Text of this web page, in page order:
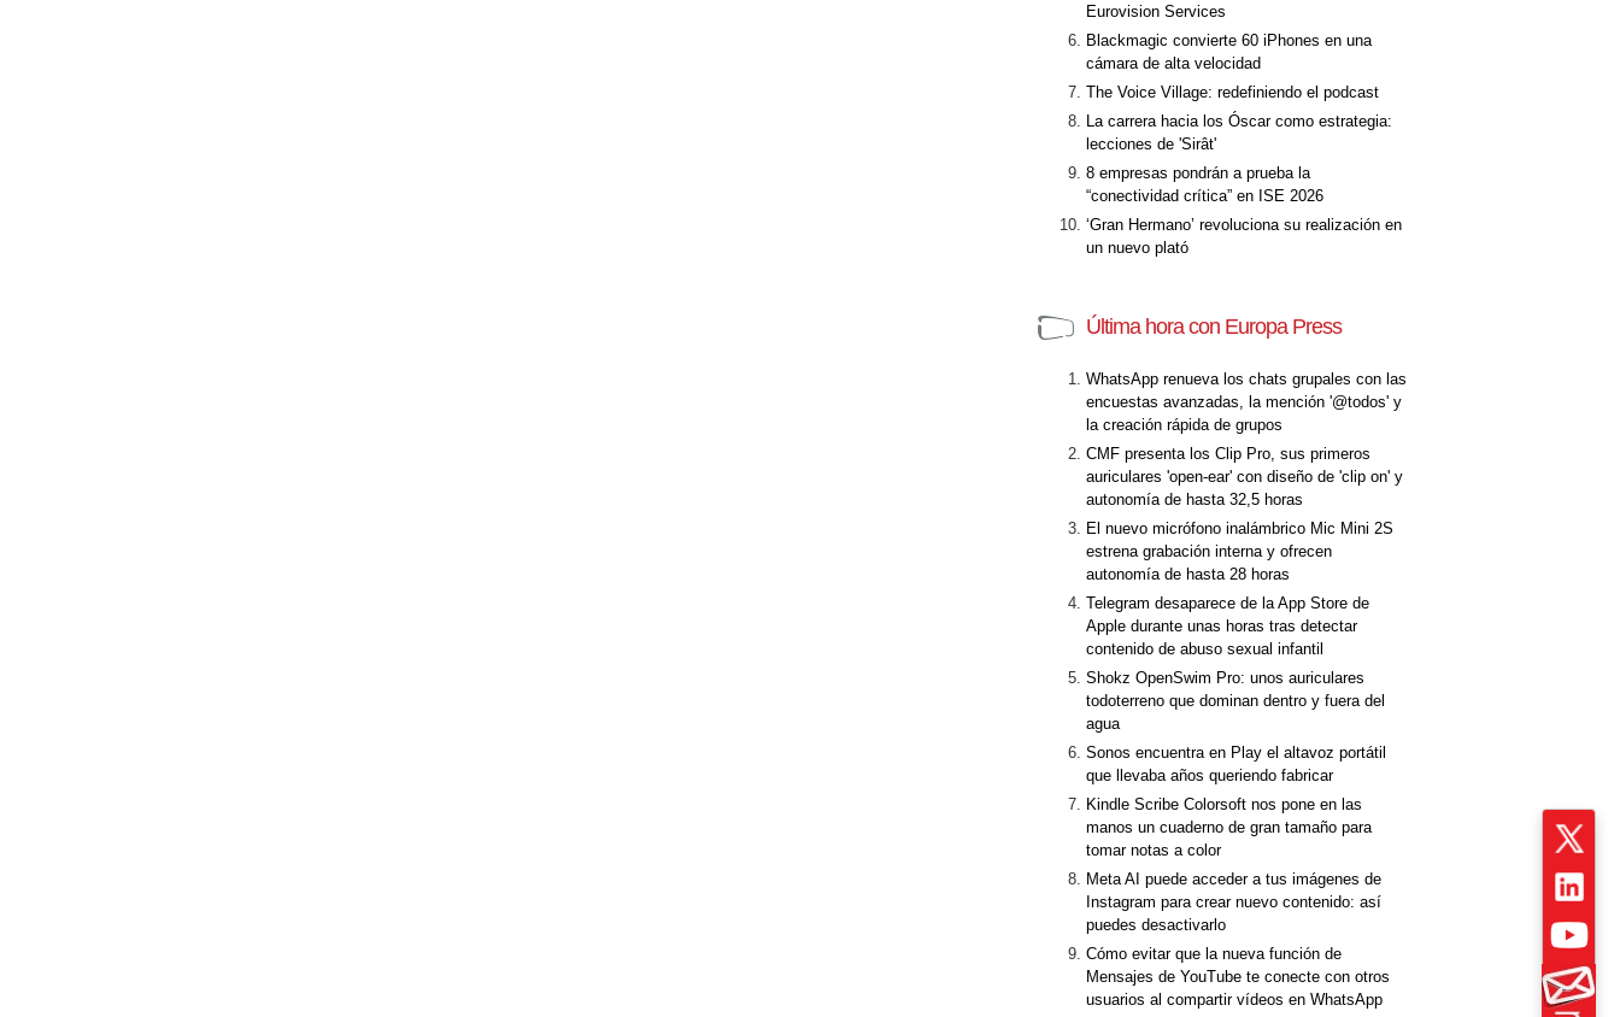
Eurovision Services
Blackmagic convierte 60 iPhones en una
cámara de alta velocidad
The Voice Village: redefiniendo el podcast
La carrera hacia los Óscar como estrategia:
lecciones de 'Sirât'
8 empresas pondrán a prueba la
“conectividad crítica” en ISE 2026
‘Gran Hermano’ revoluciona su realización en
un nuevo plató
Última hora con Europa Press
WhatsApp renueva los chats grupales con las
encuestas avanzadas, la mención '@todos' y
la creación rápida de grupos
CMF presenta los Clip Pro, sus primeros
auriculares 'open-ear' con diseño de 'clip on' y
autonomía de hasta 32,5 horas
El nuevo micrófono inalámbrico Mic Mini 2S
estrena grabación interna y ofrecen
autonomía de hasta 28 horas
Telegram desaparece de la App Store de
Apple durante unas horas tras detectar
contenido de abuso sexual infantil
Shokz OpenSwim Pro: unos auriculares
todoterreno que dominan dentro y fuera del
agua
Sonos encuentra en Play el altavoz portátil
que llevaba años queriendo fabricar
Kindle Scribe Colorsoft nos pone en las
manos un cuaderno de gran tamaño para
tomar notas a color
Meta AI puede acceder a tus imágenes de
Instagram para crear nuevo contenido: así
puedes desactivarlo
Cómo evitar que la nueva función de
Mensajes de YouTube te conecte con otros
usuarios al compartir vídeos en WhatsApp